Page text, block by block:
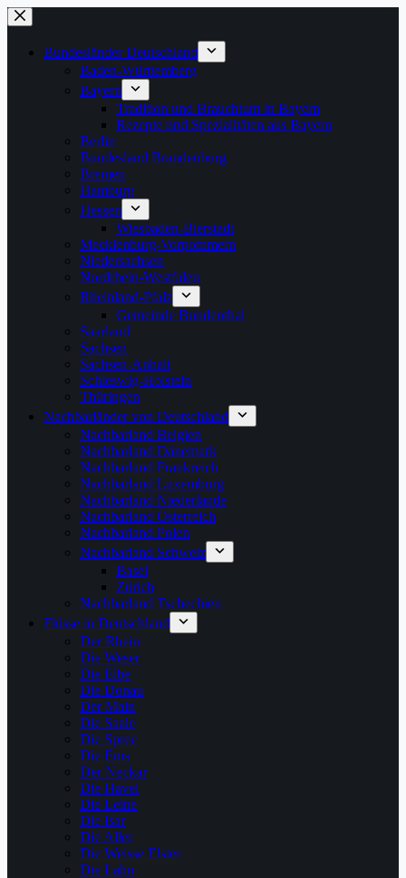
Zum
Inhalt
springenBundesländer Deutschland
Baden-Württemberg
Bayern
Tradition und Brauchtum in Bayern
Rezepte und Spezialitäten aus Bayern
Berlin
Bundesland Brandenburg
Bremen
Hamburg
Hessen
Wiesbaden-Bierstadt
Mecklenburg-Vorpommern
Niedersachsen
Nordrhein-Westfalen
Rheinland-Pfalz
Gemeinde Bundenthal
Saarland
Sachsen
Sachsen-Anhalt
Schleswig-Holstein
Thüringen
Nachbarländer von Deutschland
Nachbarland Belgien
Nachbarland Dänemark
Nachbarland Frankreich
Nachbarland Luxemburg
Nachbarland Niederlande
Nachbarland Österreich
Nachbarland Polen
Nachbarland Schweiz
Basel
Zürich
Nachbarland Tschechien
Flüsse in Deutschland
Der Rhein
Die Weser
Die Elbe
Die Donau
Der Main
Die Saale
Die Spree
Die Ems
Der Neckar
Die Havel
Die Leine
Die Isar
Die Aller
Die Weisse Elster
Die Lahn